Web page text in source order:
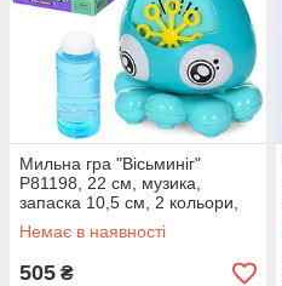
Мильна гра "Вісьминіг"
P81198, 22 см, музика,
запаска 10,5 см, 2 кольори,
на батарейках
Немає в наявності
505 ₴